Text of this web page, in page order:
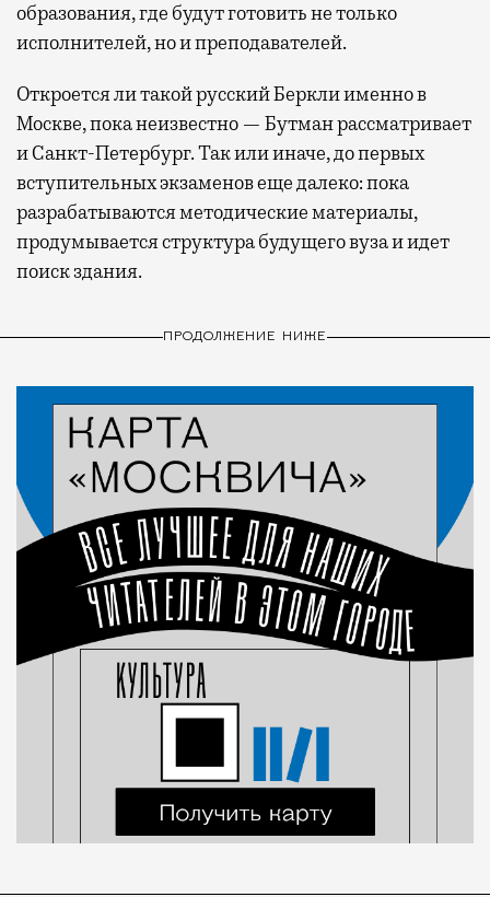
образования, где будут готовить не только
исполнителей, но и преподавателей.
Откроется ли такой русский Беркли именно в
Москве, пока неизвестно — Бутман рассматривает
и Санкт-Петербург. Так или иначе, до первых
вступительных экзаменов еще далеко: пока
разрабатываются методические материалы,
продумывается структура будущего вуза и идет
поиск здания.
ПРОДОЛЖЕНИЕ НИЖЕ